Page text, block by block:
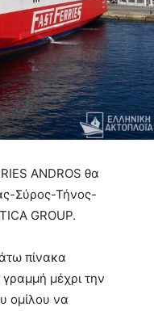
ANDROS θα
Σύρος-Τήνος-
GROUP.
πίνακα
μέχρι την
ομίλου να